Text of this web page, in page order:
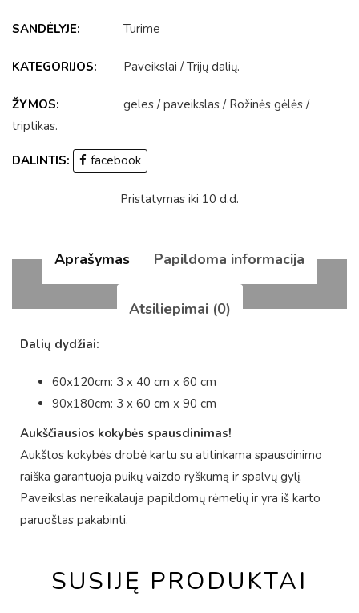
SANDĖLYJE: Turime
KATEGORIJOS: Paveikslai /Trijų dalių.
ŽYMOS: geles /paveikslas / Rožinės gėlės /
triptikas.
DALINTIS: facebook
Pristatymas iki 10 d.d.
Aprašymas Papildoma informacija
Atsiliepimai (0)
Dalių dydžiai:
60x120cm: 3 x 40 cm x 60 cm
90x180cm: 3 x 60 cm x 90 cm
Aukščiausios kokybės spausdinimas!
Aukštos kokybės drobė kartu su atitinkama spausdinimo
raiška garantuoja puikų vaizdo ryškumą ir spalvų gylį.
Paveikslas nereikalauja papildomų rėmelių ir yra iš karto
paruoštas pakabinti.
SUSIJĘ PRODUKTAI